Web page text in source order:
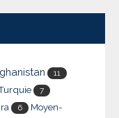
11
7
6
Moyen-